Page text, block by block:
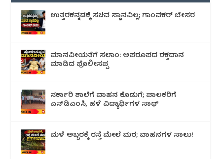
ಉತ್ತರಕನ್ನಡಕ್ಕೆ ಸಚಿವ ಸ್ಥಾನವಿಲ್ಲ; ಗಾಂವಕರ್ ಬೇಸರ
ಮಾನವೀಯತೆಗೆ ಸಲಾಂ: ಅಪರೂಪದ ರಕ್ತದಾನ
ಮಾಡಿದ ಪೊಲೀಸಪ್ಪ
ಸರ್ಕಾರಿ ಶಾಲೆಗೆ ವಾಹನ ಕೊಡುಗೆ; ಪಾಲಕರಿಗೆ
ಎಸ್‌ಡಿಎಂಸಿ, ಹಳೆ ವಿದ್ಯಾರ್ಥಿಗಳ ಸಾಥ್
ಮಳೆ ಅಬ್ಬರಕ್ಕೆ ರಸ್ತೆ ಮೇಲೆ ಮರ; ವಾಹನಗಳ ಸಾಲು!